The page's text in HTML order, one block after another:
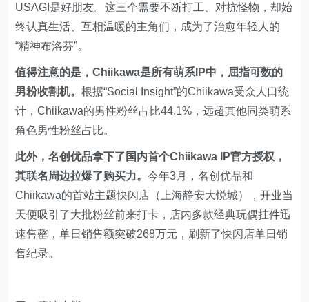
USAGI是好朋友。这三个需要不断打工、对抗怪物，却始
终认真生活、互相温暖的主角们，成为了治愈年轻人的
“精神布洛芬”。
值得注意的是，Chiikawa是所有萌系IP中，屈指可数的
男粉收割机。根据“Social Insight”的Chiikawa受众人口统
计，Chiikawa的男性粉丝占比44.1%，远超其他同类萌系
角色男性粉丝占比。
此外，名创优品拿下了国内首个Chiikawa IP官方授权，
其联名周边拉爆了购买力。今年3月，名创优品和
Chiikawa的首站主题快闪店（上海静安大悦城），开业当
天便吸引了大批粉丝前来打卡，店内多款经典玩偶挂件迅
速售罄，单日销售额突破268万元，刷新了快闪店单日销
售纪录。